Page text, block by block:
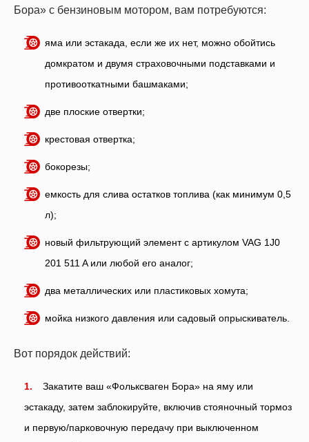
Бора» с бензиновым мотором, вам потребуются:
яма или эстакада, если же их нет, можно обойтись
домкратом и двумя страховочными подставками и
противооткатными башмаками;
две плоские отвертки;
крестовая отвертка;
бокорезы;
емкость для слива остатков топлива (как минимум 0,5
л);
новый фильтрующий элемент с артикулом VAG 1J0
201 511 A или любой его аналог;
два металлических или пластиковых хомута;
мойка низкого давления или садовый опрыскиватель.
Вот порядок действий:
Закатите ваш «Фольксваген Бора» на яму или
эстакаду, затем заблокируйте, включив стояночный тормоз
и первую/парковочную передачу при выключенном